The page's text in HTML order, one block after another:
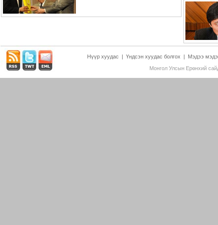
Нүүр хуудас | Үндсэн хуудас болгох |
Мэдээ
Монгол Улсын Ерөнхий